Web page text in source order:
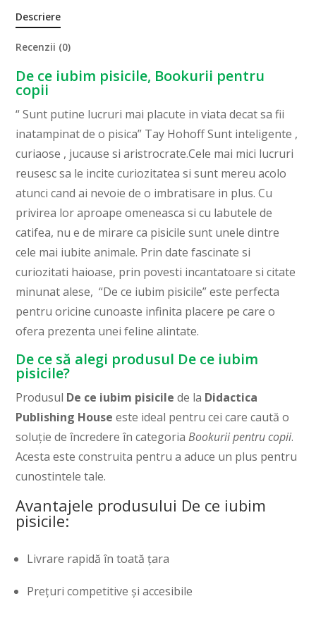
Descriere
Recenzii (0)
De ce iubim pisicile, Bookurii pentru
copii
“ Sunt putine lucruri mai placute in viata decat sa fii
inatampinat de o pisica” Tay Hohoff Sunt inteligente ,
curiaose , jucause si aristrocrate.Cele mai mici lucruri
reusesc sa le incite curiozitatea si sunt mereu acolo
atunci cand ai nevoie de o imbratisare in plus. Cu
privirea lor aproape omeneasca si cu labutele de
catifea, nu e de mirare ca pisicile sunt unele dintre
cele mai iubite animale. Prin date fascinate si
curiozitati haioase, prin povesti incantatoare si citate
minunat alese, “De ce iubim pisicile” este perfecta
pentru oricine cunoaste infinita placere pe care o
ofera prezenta unei feline alintate.
De ce să alegi produsul De ce iubim
pisicile?
Produsul De ce iubim pisicile de la Didactica
Publishing House este ideal pentru cei care caută o
soluție de încredere în categoriaBookurii pentru copii.
Acesta este construita pentru a aduce un plus pentru
cunostintele tale.
Avantajele produsului De ce iubim
pisicile:
Livrare rapidă în toată țara
Prețuri competitive și accesibile